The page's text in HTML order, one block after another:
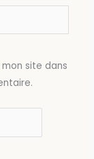
site dans